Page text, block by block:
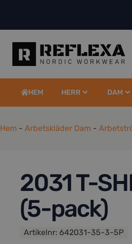
HEM HERR DAM
Hem - Arbetskläder Dam -
2031 T-
(5-pack)
Artikelnr: 642031-35-3-5P